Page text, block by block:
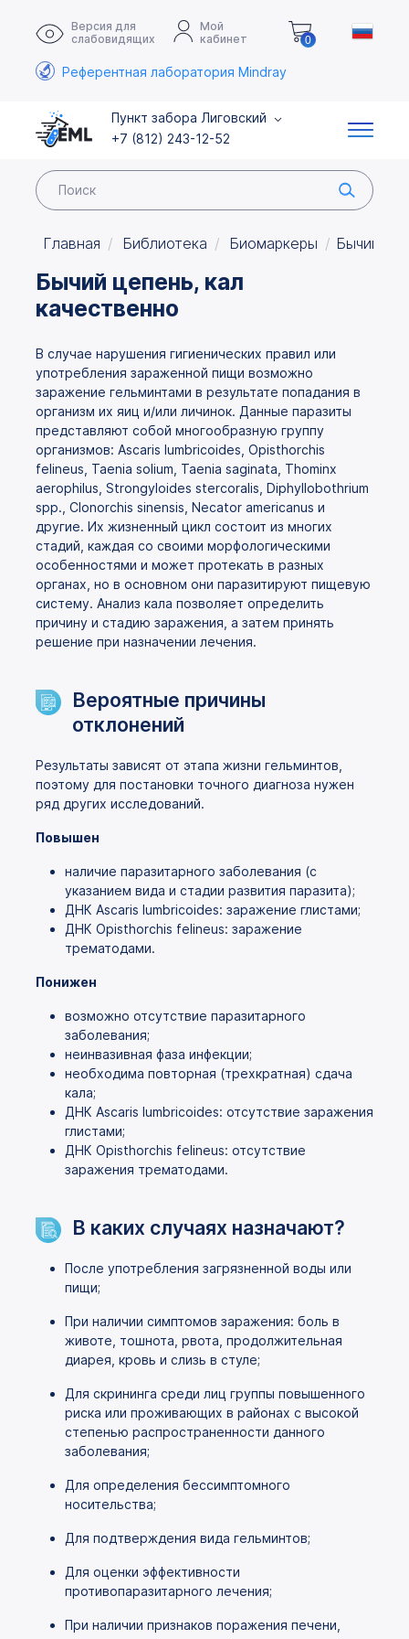
Версия для
слабовидящих
Мой
кабинет
0
Референтная лаборатория Mindray
Пункт забора Лиговский
+7 (812) 243-12-52
Главная Библиотека Биомаркеры Бычий
Бычий цепень, кал
качественно
В случае нарушения гигиенических правил или
употребления зараженной пищи возможно
заражение гельминтами в результате попадания в
организм их яиц и/или личинок. Данные паразиты
представляют собой многообразную группу
организмов: Ascaris lumbricoides, Opisthorchis
felineus, Taenia solium, Taenia saginata, Thominx
aerophilus, Strongyloides stercoralis, Diphyllobothrium
spp., Clonorchis sinensis, Necator americanus и
другие. Их жизненный цикл состоит из многих
стадий, каждая со своими морфологическими
особенностями и может протекать в разных
органах, но в основном они паразитируют пищевую
систему. Анализ кала позволяет определить
причину и стадию заражения, а затем принять
решение при назначении лечения.
Вероятные причины
отклонений
Результаты зависят от этапа жизни гельминтов,
поэтому для постановки точного диагноза нужен
ряд других исследований.
Повышен
наличие паразитарного заболевания (с
указанием вида и стадии развития паразита);
ДНК Ascaris lumbricoides: заражение глистами;
ДНК Opisthorchis felineus: заражение
трематодами.
Понижен
возможно отсутствие паразитарного
заболевания;
неинвазивная фаза инфекции;
необходима повторная (трехкратная) сдача
кала;
ДНК Ascaris lumbricoides: отсутствие заражения
глистами;
ДНК Opisthorchis felineus: отсутствие
заражения трематодами.
В каких случаях назначают?
После употребления загрязненной воды или
пищи;
При наличии симптомов заражения: боль в
животе, тошнота, рвота, продолжительная
диарея, кровь и слизь в стуле;
Для скрининга среди лиц группы повышенного
риска или проживающих в районах с высокой
степенью распространенности данного
заболевания;
Для определения бессимптомного
носительства;
Для подтверждения вида гельминтов;
Для оценки эффективности
противопаразитарного лечения;
При наличии признаков поражения печени,